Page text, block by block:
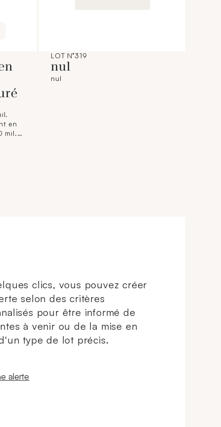
en
mil.
LOT N°319
nul
nul
clics, vous pouvez créer
selon des critères
pour être informé de
à venir ou de la mise en
type de lot précis.
fenêtre
alerte